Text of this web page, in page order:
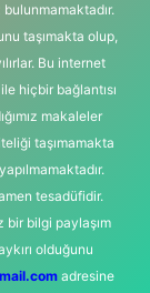
taşımakta olup,
Bu internet
hiçbir bağlantısı
makaleler
taşımamakta
tesadüfidir.
bir bilgi paylaşım
olduğunu
adresine